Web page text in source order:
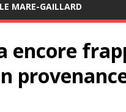
MARE-GAILLARD
encore